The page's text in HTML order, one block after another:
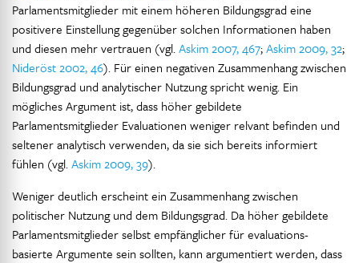
Parlamentsmitglieder mit einem höheren Bildungsgrad eine
positivere Einstellung gegenüber solchen Informationen haben
und diesen mehr vertrauen (vgl.Askim 2007, 467;Askim 2009, 32;
Nideröst 2002, 46). Für einen negativen Zusammenhang zwischen
Bildungsgrad und analytischer Nutzung spricht wenig. Ein
mögliches Argument ist, dass höher gebildete
Parlamentsmitglieder Evaluationen weniger relvant befinden und
seltener analytisch verwenden, da sie sich bereits informiert
fühlen (vgl.Askim 2009, 39).
Weniger deutlich erscheint ein Zusammenhang zwischen
politischer Nutzung und dem Bildungsgrad. Da höher gebildete
Parlamentsmitglieder selbst empfänglicher für evaluations-
basierte Argumente sein sollten, kann argumentiert werden, dass